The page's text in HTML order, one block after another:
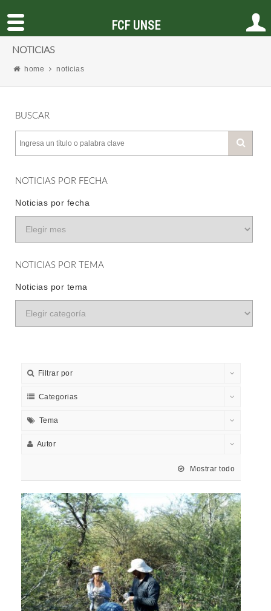
NOTICIAS
home noticias
BUSCAR
NOTICIAS POR FECHA
Noticias por fecha
NOTICIAS POR TEMA
Noticias por tema
Filtrar por
Categorias
Tema
Autor
Mostrar todo
FCF UNSE